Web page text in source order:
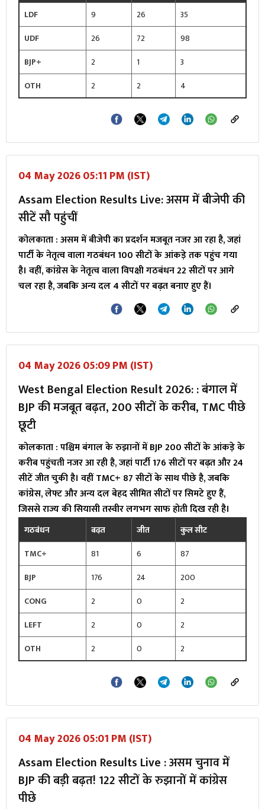
LDF
9 26
35
UDF
26 72
98
BJP+
2 1
3
OTH
2 2 4
04 May 2026 05:11 PM (IST)
Assam Election Results Live: असम में बीजेपी की
सीटें सौ पहुंचीं
कोलकाता : असम में बीजेपी का प्रदर्शन मजबूत नजर आ रहा है, जहां
पार्टी के नेतृत्व वाला गठबंधन 100 सीटों के आंकड़े तक पहुंच गया
है। वहीं, कांग्रेस के नेतृत्व वाला विपक्षी गठबंधन 22 सीटों पर आगे
चल रहा है, जबकि अन्य दल 4 सीटों पर बढ़त बनाए हुए हैं।
04 May 2026 05:09 PM (IST)
West Bengal Election Result 2026: : बंगाल में
BJP की मजबूत बढ़त, 200 सीटों के करीब, TMC पीछे
छूटी
कोलकाता : पश्चिम बंगाल के रुझानों में BJP 200 सीटों के आंकड़े के
करीब पहुंचती नजर आ रही है, जहां पार्टी 176 सीटों पर बढ़त और 24
सीटें जीत चुकी है। वहीं TMC+ 87 सीटों के साथ पीछे है, जबकि
कांग्रेस, लेफ्ट और अन्य दल बेहद सीमित सीटों पर सिमटे हुए हैं,
जिससे राज्य की सियासी तस्वीर लगभग साफ होती दिख रही है।
गठबंधन बढ़त जीत
कुल सीट
TMC+
81 6
87
BJP
176 24
200
CONG
2 0
2
LEFT
2 0
2
OTH
2 0 2
04 May 2026 05:01 PM (IST)
Assam Election Results Live : असम चुनाव में
BJP की बड़ी बढ़त! 122 सीटों के रुझानों में कांग्रेस
पीछे